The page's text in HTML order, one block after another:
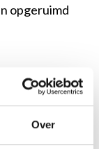
Over
opgeruimd
de
in
voor een